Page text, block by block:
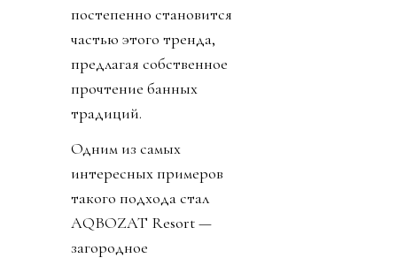
постепенно становится
частью этого тренда,
предлагая собственное
прочтение банных
традиций.
Одним из самых
интересных примеров
такого подхода стал
AQBOZAT Resort —
загородное